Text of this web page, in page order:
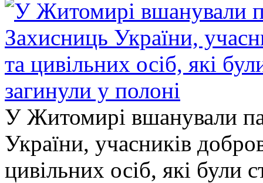
У Житомирі вшанували
України, учасників
цивільних осіб, які були